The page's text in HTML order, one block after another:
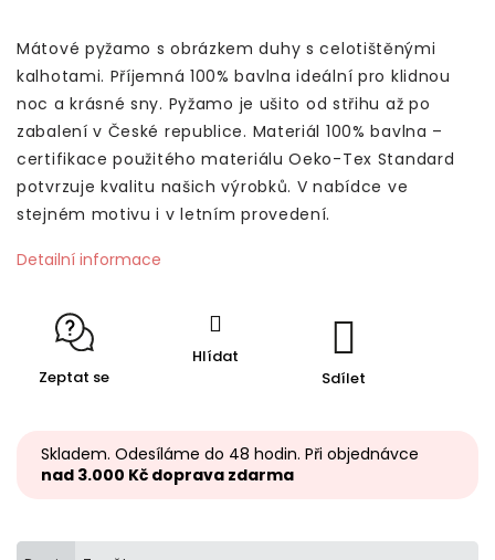
Mátové pyžamo s obrázkem duhy s celotištěnými
kalhotami. Příjemná 100% bavlna ideální pro klidnou
noc a krásné sny. Pyžamo je ušito od střihu až po
zabalení v České republice. Materiál 100% bavlna –
certifikace použitého materiálu Oeko-Tex Standard
potvrzuje kvalitu našich výrobků. V nabídce ve
stejném motivu i v letním provedení.
Detailní informace
Zeptat se
Hlídat
Sdílet
Skladem. Odesíláme do 48 hodin. Při objednávce
nad 3.000 Kč doprava zdarma